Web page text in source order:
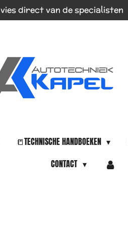
direct van de specialisten
📒TECHNISCHE HANDBOEKEN
CONTACT